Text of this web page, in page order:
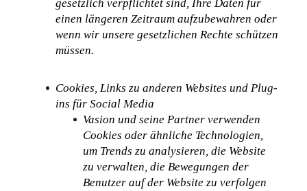
gesetzlich verpflichtet sind, Ihre Daten für
einen längeren Zeitraum aufzubewahren oder
wenn wir unsere gesetzlichen Rechte schützen
müssen.
Cookies, Links zu anderen Websites und Plug-
ins für Social Media
Vasion und seine Partner verwenden
Cookies oder ähnliche Technologien,
um Trends zu analysieren, die Website
zu verwalten, die Bewegungen der
Benutzer auf der Website zu verfolgen